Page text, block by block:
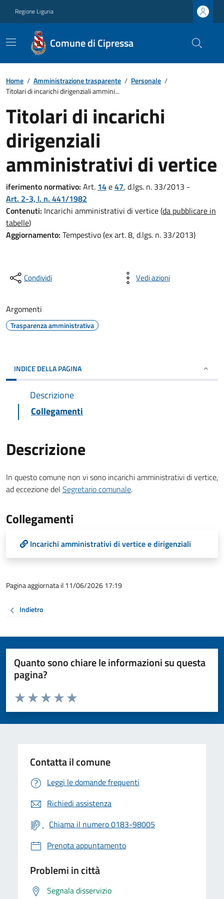
Regione Liguria
Comune di Cipressa
Home / Amministrazione trasparente / Personale /
Titolari di incarichi dirigenziali ammini...
Titolari di incarichi
dirigenziali
amministrativi di vertice
iferimento normativo: Art. 14e47, d.lgs. n. 33/2013 -
Art. 2-3, l. n. 441/1982
Contenuti: Incarichi amministrativi di vertice (da pubblicare in
tabelle)
Aggiornamento: Tempestivo (ex art. 8, d.lgs. n. 33/2013)
Condividi Vedi azioni
Argomenti
Trasparenza amministrativa
INDICE DELLA PAGINA
Descrizione
Collegamenti
Descrizione
In questo comune non vi sono incarichi amministrativi di vertice,
ad eccezione del Segretario comunale.
Collegamenti
Incarichi amministrativi di vertice e dirigenziali
Pagina aggiornata il 11/06/2026 17:19
Indietro
Quanto sono chiare le informazioni su questa
pagina?
Valuta da 1 a 5 stelle la pagina
Valuta 5 stelle su 5
Valuta 4 stelle su 5
Valuta 3 stelle su 5
Valuta 2 stelle su 5
Valuta 1 stelle su 5
Contatta il comune
Leggi le domande frequenti
Richiedi assistenza
Chiama il numero 0183-98005
Prenota appuntamento
Problemi in città
Segnala disservizio